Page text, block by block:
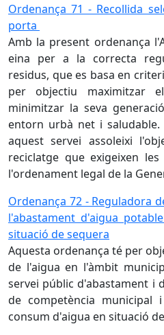
Ordenança 71 - Recollida
porta
Amb la present ordenança
eina per a la correcta
residus, que es basa en
per objectiu maximitzar
minimitzar la seva
entorn urbà net i
aquest servei assoleixi
reciclatge que exigeixen
l'ordenament legal de la
Ordenança 72 - Reguladora
l'abastament d'aigua
situació de sequera
Aquesta ordenança té per
de l'aigua en l'àmbit
servei públic d'abastament i
de competència
consum d'aigua en situació